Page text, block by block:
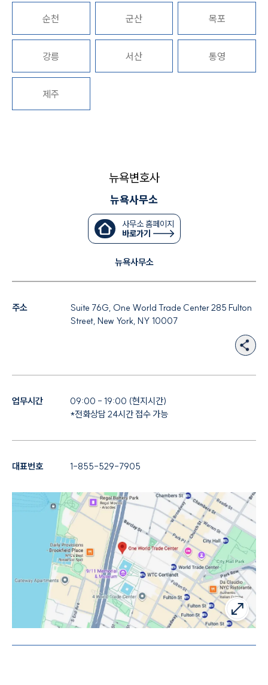
채권추심전문변호사
소식/자료
대륜법률상담예약
대륜법률상담예약
인재채용
만화로 보는 사례
순천 군산 목포
강릉 서산 통영
제주
뉴욕변호사
뉴욕사무소
사무소 홈페이지
바로가기
뉴욕사무소
주소
Suite 76G, One World Trade Center 285 Fulton
Street, New York, NY 10007
업무시간
09:00 - 19:00 (현지시간)
*전화상담 24시간 접수 가능
대표번호 1-855-529-7905